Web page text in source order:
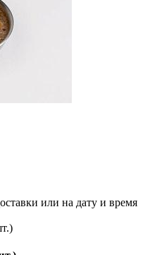
или на дату и время